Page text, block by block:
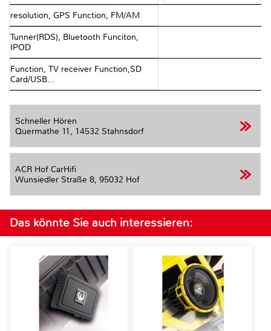
resolution, GPS Function, FM/AM
Tunner(RDS), Bluetooth Funciton,
IPOD
Function, TV receiver Function,SD
Card/USB...
Schneller Hören
Quermathe 11, 14532 Stahnsdorf
ACR Hof CarHifi
Wunsiedler Straße 8, 95032 Hof
Das könnte Sie auch interessieren: